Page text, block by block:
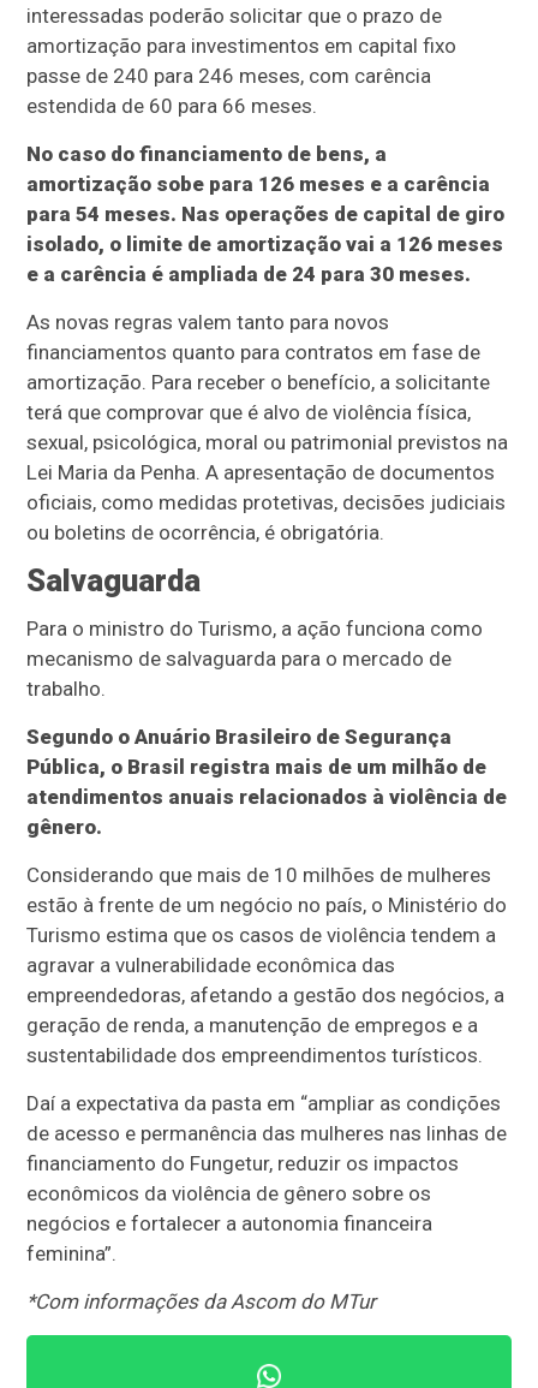
interessadas poderão solicitar que o prazo de
amortização para investimentos em capital fixo
passe de 240 para 246 meses, com carência
estendida de 60 para 66 meses.
No caso do financiamento de bens, a
amortização sobe para 126 meses e a carência
para 54 meses. Nas operações de capital de giro
isolado, o limite de amortização vai a 126 meses
e a carência é ampliada de 24 para 30 meses.
As novas regras valem tanto para novos
financiamentos quanto para contratos em fase de
amortização. Para receber o benefício, a solicitante
terá que comprovar que é alvo de violência física,
sexual, psicológica, moral ou patrimonial previstos na
Lei Maria da Penha. A apresentação de documentos
oficiais, como medidas protetivas, decisões judiciais
ou boletins de ocorrência, é obrigatória.
Salvaguarda
Para o ministro do Turismo, a ação funciona como
mecanismo de salvaguarda para o mercado de
trabalho.
Segundo o Anuário Brasileiro de Segurança
Pública, o Brasil registra mais de um milhão de
atendimentos anuais relacionados à violência de
gênero.
Considerando que mais de 10 milhões de mulheres
estão à frente de um negócio no país, o Ministério do
Turismo estima que os casos de violência tendem a
agravar a vulnerabilidade econômica das
empreendedoras, afetando a gestão dos negócios, a
geração de renda, a manutenção de empregos e a
sustentabilidade dos empreendimentos turísticos.
Daí a expectativa da pasta em “ampliar as condições
de acesso e permanência das mulheres nas linhas de
financiamento do Fungetur, reduzir os impactos
econômicos da violência de gênero sobre os
negócios e fortalecer a autonomia financeira
feminina”.
*Com informações da Ascom do MTur